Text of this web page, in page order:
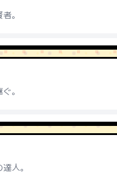
。
。
人。